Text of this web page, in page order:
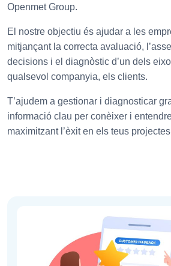
Openmet Group.
El nostre objectiu és ajudar a les
mitjançant la correcta avaluació,
decisions i el diagnòstic d’un dels
qualsevol companyia, els clients.
T’ajudem a gestionar i diagnosticar
informació clau per conèixer i
maximitzant l’èxit en els teus